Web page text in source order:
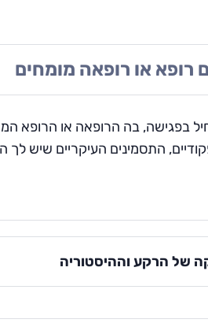
רופא או רופאה מומחים
בפגישה, בה הרופאה או הרופא
התסמינים העיקריים שיש לך
של הרקע וההיסטוריה